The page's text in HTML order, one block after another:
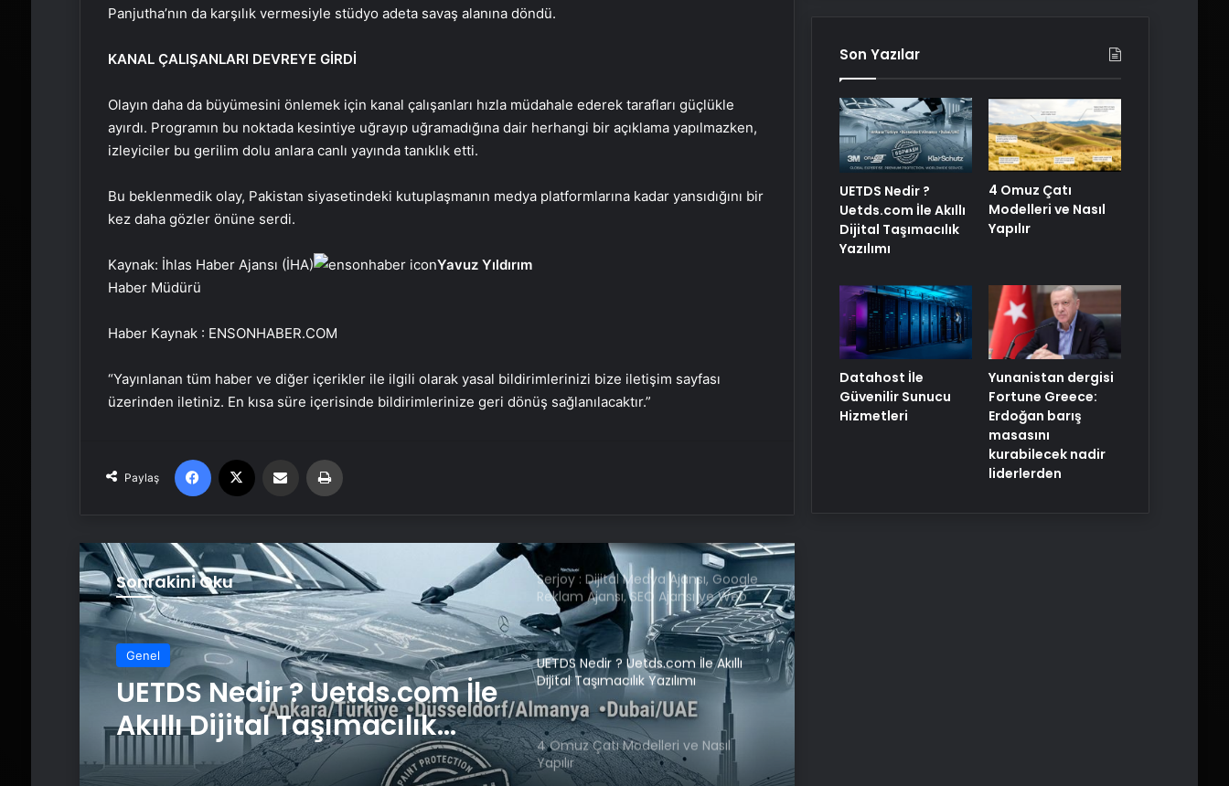
Panjutha’nın da karşılık vermesiyle stüdyo adeta savaş alanına döndü.
KANAL ÇALIŞANLARI DEVREYE GİRDİ
Olayın daha da büyümesini önlemek için kanal çalışanları hızla müdahale ederek tarafları güçlükle
ayırdı. Programın bu noktada kesintiye uğrayıp uğramadığına dair herhangi bir açıklama yapılmazken,
izleyiciler bu gerilim dolu anlara canlı yayında tanıklık etti.
Bu beklenmedik olay, Pakistan siyasetindeki kutuplaşmanın medya platformlarına kadar yansıdığını bir
kez daha gözler önüne serdi.
Kaynak: İhlas Haber Ajansı (İHA)
Yavuz Yıldırım
Haber Müdürü
Haber Kaynak : ENSONHABER.COM
“Yayınlanan tüm haber ve diğer içerikler ile ilgili olarak yasal bildirimlerinizi bize iletişim sayfası
üzerinden iletiniz. En kısa süre içerisinde bildirimlerinize geri dönüş sağlanılacaktır.”
Paylaş
Facebook Email'den paylaş
Sonrakini Oku
Genel
UETDS Nedir ? Uetds.com İle
Akıllı Dijital Taşımacılık
Yazılımı
komaya alındı…
Bakan Kacır: Yeni nesil teşvik
Serjoy : Dijital Medya Ajansı, Google
Reklam Ajansı, SEO Ajansı ve Web
Tasarım Ajansı
UETDS Nedir ? Uetds.com İle Akıllı
Dijital Taşımacılık Yazılımı
4 Omuz Çatı Modelleri ve Nasıl
Yapılır
Son Yazılar
UETDS Nedir ?
Uetds.com İle Akıllı
Dijital Taşımacılık
Yazılımı
4 Omuz Çatı
Modelleri ve Nasıl
Yapılır
Datahost İle
Güvenilir Sunucu
Hizmetleri
Yunanistan dergisi
Fortune Greece:
Erdoğan barış
masasını
kurabilecek nadir
liderlerden